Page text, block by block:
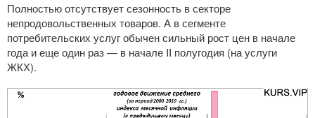
Полностью отсутствует сезонность в секторе
непродовольственных товаров. А в сегменте
потребительских услуг обычен сильный рост цен в начале
года и еще один раз — в начале II полугодия (на услуги
ЖКХ).